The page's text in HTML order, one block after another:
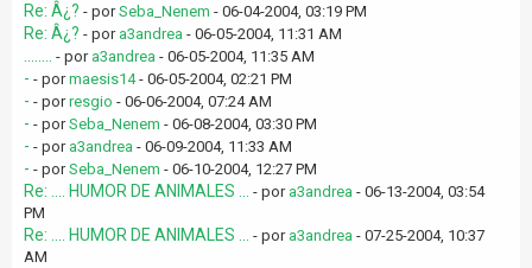
Re: Â¿? - porSeba_Nenem - 06-04-2004, 03:19 PM
Re: Â¿? - por a3andrea - 06-05-2004, 11:31 AM
- por a3andrea - 06-05-2004, 11:35 AM
- - pormaesis14- 06-05-2004, 02:21 PM
- - porresgio - 06-06-2004, 07:24 AM
- - porSeba_Nenem - 06-08-2004, 03:30 PM
- - por a3andrea - 06-09-2004, 11:33 AM
- - porSeba_Nenem - 06-10-2004, 12:27 PM
Re: .... HUMOR DE ANIMALES ... - por a3andrea - 06-13-2004, 03:54
PM
Re: .... HUMOR DE ANIMALES ... - por a3andrea - 07-25-2004, 10:37
AM